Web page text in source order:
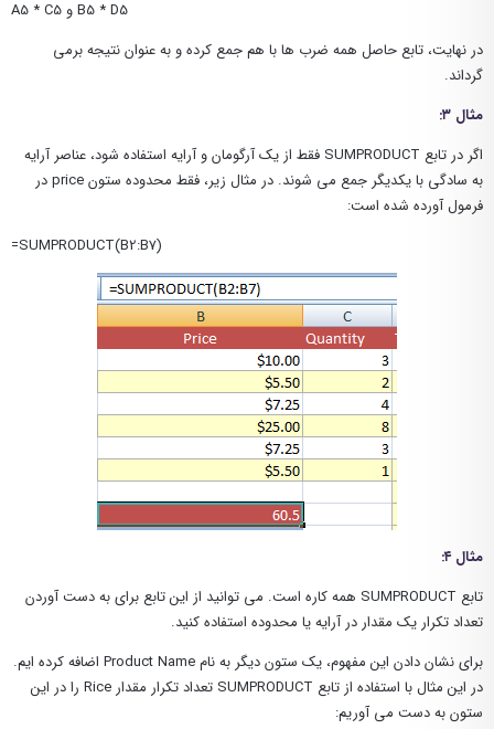
A5 * C5 و B5 * D5
در نهایت، تابع حاصل همه ضرب ها با هم جمع کرده و به عنوان نتیجه برمی
گرداند.
مثال ۳:
اگر در تابع SUMPRODUCT فقط از یک آرگومان و آرایه استفاده شود، عناصر آرایه
به سادگی با یکدیگر جمع می شوند. در مثال زیر، فقط محدوده ستون price در
فرمول آورده شده است:
=SUMPRODUCT(B2:B7)
مثال ۴:
تابع SUMPRODUCT همه کاره است. می توانید از این تابع برای به دست آوردن
تعداد تکرار یک مقدار در آرایه یا محدوده استفاده کنید.
برای نشان دادن این مفهوم، یک ستون دیگر به نام Product Name اضافه کرده ایم.
در این مثال با استفاده از تابع SUMPRODUCT تعداد تکرار مقدار Rice را در این
ستون به دست می آوریم: